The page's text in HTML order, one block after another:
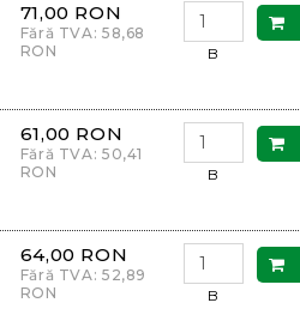
71,00 RON
Fără TVA: 58,68
RON
B
61,00 RON
Fără TVA: 50,41
RON
B
64,00 RON
Fără TVA: 52,89
RON
B